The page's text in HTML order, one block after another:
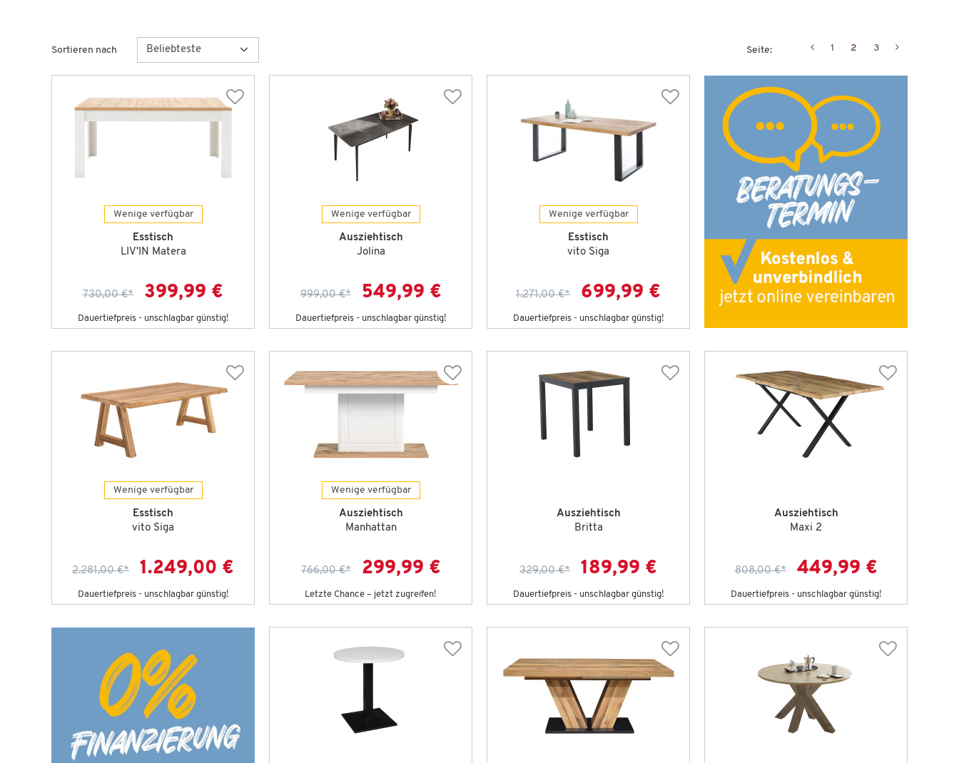
Sortieren nach Seite: 1 2 3
Wenige verfügbar
Esstisch
LIV'IN Matera
730,00 €* 399,99 €
Dauertiefpreis - unschlagbar günstig!
Wenige verfügbar
Ausziehtisch
Jolina
999,00 €* 549,99 €
Dauertiefpreis - unschlagbar günstig!
Wenige verfügbar
Esstisch
vito Siga
1.271,00 €* 699,99 €
Dauertiefpreis - unschlagbar günstig!
Wenige verfügbar
Esstisch
vito Siga
2.281,00 €* 1.249,00 €
Dauertiefpreis - unschlagbar günstig!
Wenige verfügbar
Ausziehtisch
Manhattan
766,00 €* 299,99 €
Letzte Chance – jetzt zugreifen!
Ausziehtisch
Britta
329,00 €* 189,99 €
Dauertiefpreis - unschlagbar günstig!
Ausziehtisch
Maxi 2
808,00 €* 449,99 €
Dauertiefpreis - unschlagbar günstig!